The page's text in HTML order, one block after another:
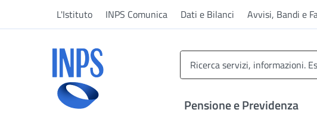
L'Istituto INPS Comunica Dati e Bilanci Avvisi, Bandi e
Pensione e Previdenza